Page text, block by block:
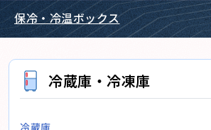
保冷・冷温ボックス
冷蔵庫・冷凍庫
冷蔵庫